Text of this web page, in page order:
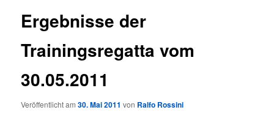
Ergebnisse der
Trainingsregatta vom
30.05.2011
Veröffentlicht am30. Mai 2011 von Ralfo Rossini